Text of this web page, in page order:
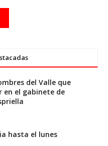
del Valle que
el gabinete de
hasta el lunes